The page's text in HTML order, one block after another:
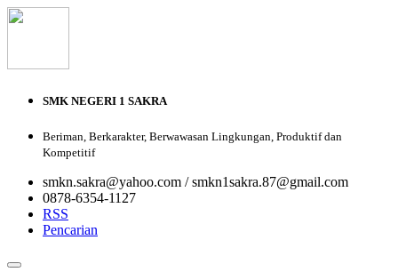
SMK NEGERI 1 SAKRA
Beriman, Berkarakter, Berwawasan Lingkungan, Produktif dan
Kompetitif
smkn.sakra@yahoo.com / smkn1sakra.87@gmail.com
0878-6354-1127
RSS
Pencarian